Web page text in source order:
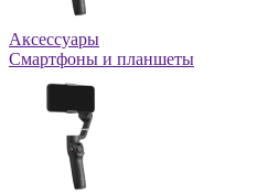
Аксессуары
Смартфоны и планшеты